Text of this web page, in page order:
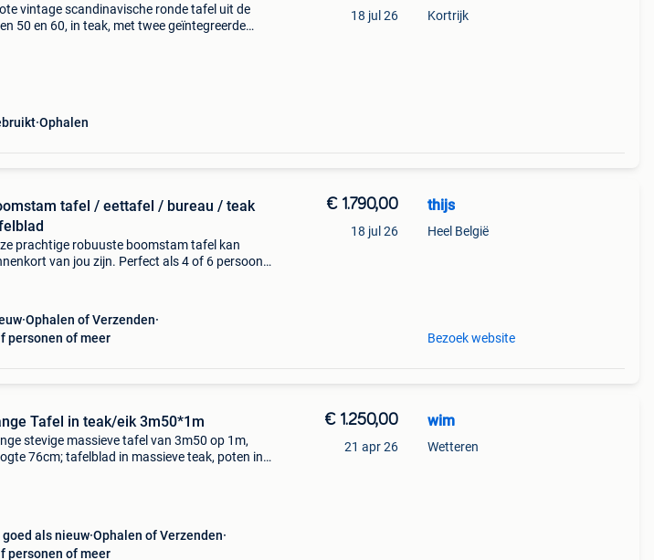
vintage scandinavische ronde tafel uit de
50 en 60, in teak, met twee geïntegreerde
Ophalen
18 jul 26 Kortrijk
tafel / eettafel / bureau / teak
prachtige robuuste boomstam tafel kan
van jou zijn. Perfect als 4 of 6 persoons
Ophalen of Verzenden
personen of meer
€ 1.790,00
18 jul 26
thijs
Heel België
Bezoek website
Tafel in teak/eik 3m50*1m
stevige massieve tafel van 3m50 op 1m,
76cm; tafelblad in massieve teak, poten in
goed als nieuw Ophalen of Verzenden
personen of meer
€ 1.250,00
21 apr 26
wim
Wetteren